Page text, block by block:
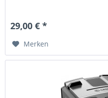
29,00 € *
Merken